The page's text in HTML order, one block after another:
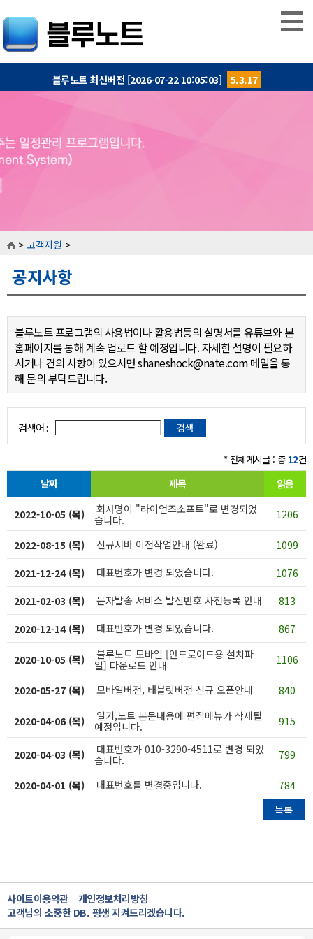
블루노트 최신버전 [2026-07-22 10:05:03] 5.3.17
공지사항
> 고객지원 >
블루노트 프로그램의 사용법이나 활용법등의 설명서를 유튜브와 본
홈페이지를 통해 계속 업로드 할 예정입니다. 자세한 설명이 필요하
시거나 건의 사항이 있으시면 shaneshock@nate.com 메일을 통
해 문의 부탁드립니다.
검색어 :
* 전체게시글 : 총 12건
날짜
제목 읽음
2022-10-05 (목)
회사명이 "라이언즈소프트"로 변경되었
습니다.
1206
2022-08-15 (목) 신규서버 이전작업안내 (완료)
1099
2021-12-24 (목)
대표번호가 변경 되었습니다.
1076
2021-02-03 (목)
문자발송 서비스 발신번호 사전등록 안내
813
2020-12-14 (목)
대표번호가 변경 되었습니다. 867
2020-10-05 (목)
블루노트 모바일 [안드로이드용 설치파
일] 다운로드 안내
1106
2020-05-27 (목) 모바일버전, 태블릿버전 신규 오픈안내 840
2020-04-06 (목)
일기,노트 본문내용에 편집메뉴가 삭제될
예정입니다.
915
2020-04-03 (목)
대표번호가 010-3290-4511로 변경 되었
습니다.
799
2020-04-01 (목) 대표번호를 변경중입니다. 784
목록
사이트이용약관
개인정보처리방침
고객님의 소중한 DB. 평생 지켜드리겠습니다.